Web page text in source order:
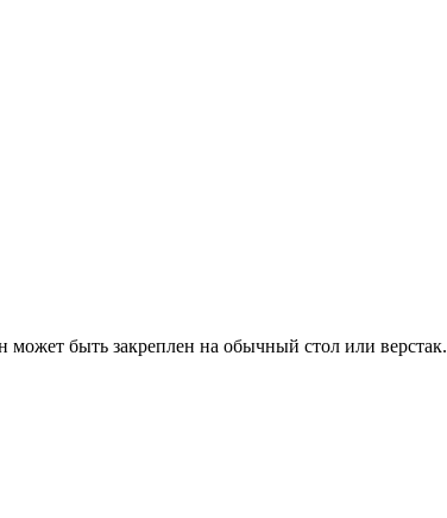
может быть закреплен на обычный стол или верстак.